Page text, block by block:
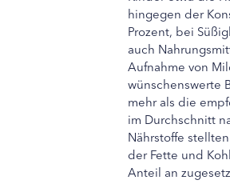
hingegen der
Prozent, bei
auch
Aufnahme von
wünschenswerte
mehr als die
im Durchschnitt
Nährstoffe
der Fette und
Anteil an